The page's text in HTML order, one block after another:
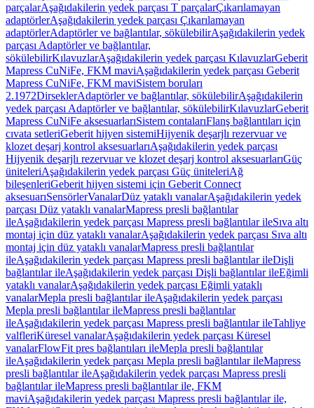
parçalarAşağıdakilerin yedek parçası T parçalarÇıkarılamayan
adaptörlerAşağıdakilerin yedek parçası Çıkarılamayan
adaptörlerAdaptörler ve bağlantılar, sökülebilirAşağıdakilerin yedek
parçası Adaptörler ve bağlantılar,
sökülebilirKılavuzlarAşağıdakilerin yedek parçası KılavuzlarGeberit
Mapress CuNiFe, FKM maviAşağıdakilerin yedek parçası Geberit
Mapress CuNiFe, FKM maviSistem boruları
2.1972DirseklerAdaptörler ve bağlantılar, sökülebilirAşağıdakilerin
yedek parçası Adaptörler ve bağlantılar, sökülebilirKılavuzlarGeberit
Mapress CuNiFe aksesuarlarıSistem contalarıFlanş bağlantıları için
cıvata setleriGeberit hijyen sistemiHijyenik deşarjlı rezervuar ve
klozet deşarj kontrol aksesuarlarıAşağıdakilerin yedek parçası
Hijyenik deşarjlı rezervuar ve klozet deşarj kontrol aksesuarlarıGüç
üniteleriAşağıdakilerin yedek parçası Güç üniteleriAğ
bileşenleriGeberit hijyen sistemi için Geberit Connect
aksesuarıSensörlerVanalarDüz yataklı vanalarAşağıdakilerin yedek
parçası Düz yataklı vanalarMapress presli bağlantılar
ileAşağıdakilerin yedek parçası Mapress presli bağlantılar ileSıva altı
montaj için düz yataklı vanalarAşağıdakilerin yedek parçası Sıva altı
montaj için düz yataklı vanalarMapress presli bağlantılar
ileAşağıdakilerin yedek parçası Mapress presli bağlantılar ileDişli
bağlantılar ileAşağıdakilerin yedek parçası Dişli bağlantılar ileEğimli
yataklı vanalarAşağıdakilerin yedek parçası Eğimli yataklı
vanalarMepla presli bağlantılar ileAşağıdakilerin yedek parçası
Mepla presli bağlantılar ileMapress presli bağlantılar
ileAşağıdakilerin yedek parçası Mapress presli bağlantılar ileTahliye
valfleriKüresel vanalarAşağıdakilerin yedek parçası Küresel
vanalarFlowFit pres bağlantıları ileMepla presli bağlantılar
ileAşağıdakilerin yedek parçası Mepla presli bağlantılar ileMapress
presli bağlantılar ileAşağıdakilerin yedek parçası Mapress presli
bağlantılar ileMapress presli bağlantılar ile, FKM
maviAşağıdakilerin yedek parçası Mapress presli bağlantılar ile,